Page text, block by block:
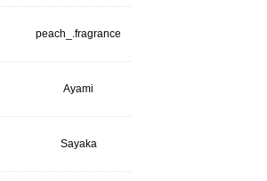
peach_.fragrance
Ayami
Sayaka